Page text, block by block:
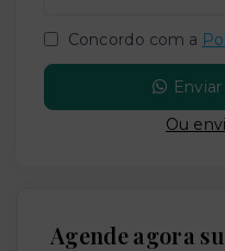
Concordo com a
Ou e
Agende agora